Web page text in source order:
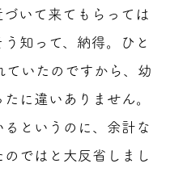
いて来てもらっては
知って、納得。ひと
ていたのですから、幼
に違いありません。
るというのに、余計な
ではと大反省しまし